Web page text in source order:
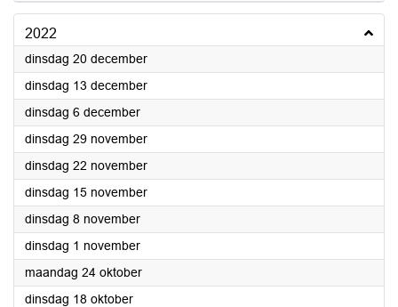
2022
dinsdag 20 december2022
dinsdag 13 december2022
dinsdag 6 december2022
dinsdag 29 november2022
dinsdag 22 november2022
dinsdag 15 november2022
dinsdag 8 november2022
dinsdag 1 november2022
maandag 24 oktober2022
dinsdag 18 oktober2022